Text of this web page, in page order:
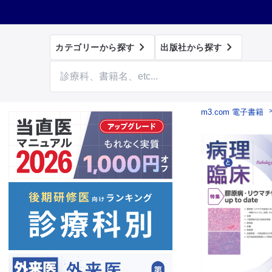
カテゴリーから探す  出版社から探す 
m3.com 電子書籍